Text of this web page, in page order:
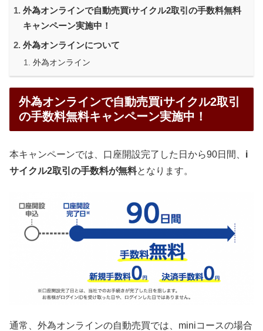
外為オンラインで自動売買iサイクル2取引の手数料無料
キャンペーン実施中！
外為オンラインについて
外為オンライン
外為オンラインで自動売買iサイクル2取引
の手数料無料キャンペーン実施中！
本キャンペーンでは、口座開設完了した日から90日間、 i
サイクル2取引の手数料が無料となります。
通常、外為オンラインの自動売買では、miniコースの場合